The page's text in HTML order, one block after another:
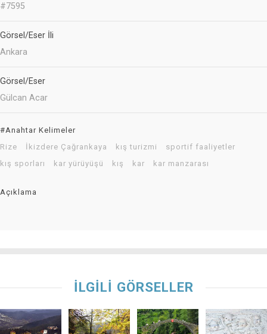
#7595
Görsel/Eser İli
Ankara
Görsel/Eser
Gülcan Acar
#Anahtar Kelimeler
Rize
İkizdere Çağrankaya kış turizmi
sportif faaliyetler
kış sporları
kar yürüyüşü kış kar kar manzarası
Açıklama
İLGİLİ GÖRSELLER